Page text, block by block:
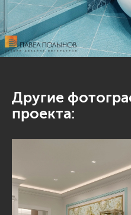
Другие
проекта: